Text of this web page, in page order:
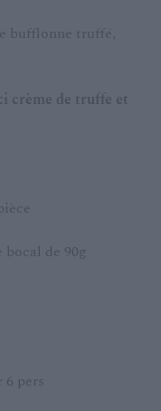
bufflonne truffé,
crème de truffe et
bocal de 90g
pers